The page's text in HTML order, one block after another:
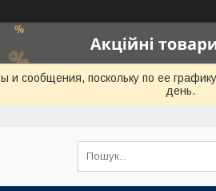
и сообщения, поскольку по ее
день.